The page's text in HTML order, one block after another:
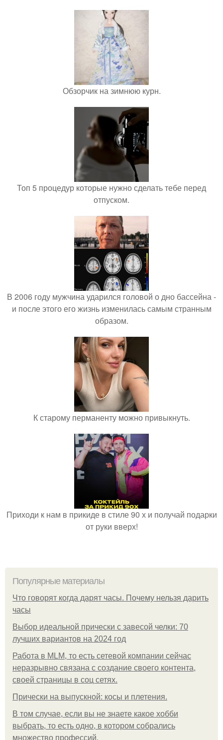
Обзорчик на зимнюю курн.
Топ 5 процедур которые нужно сделать тебе перед
отпуском.
В 2006 году мужчина ударился головой о дно бассейна -
и после этого его жизнь изменилась самым странным
образом.
К старому перманенту можно привыкнуть.
Приходи к нам в прикиде в стиле 90 х и получай подарки
от руки вверх!
Популярные материалы
Что говорят когда дарят часы. Почему нельзя дарить
часы
Выбор идеальной прически с завесой челки: 70
лучших вариантов на 2024 год
Работа в MLM, то есть сетевой компании сейчас
неразрывно связана с создание своего контента,
своей страницы в соц сетях.
Прически на выпускной: косы и плетения.
В том случае, если вы не знаете какое хобби
выбрать, то есть одно, в котором собрались
множество профессий.